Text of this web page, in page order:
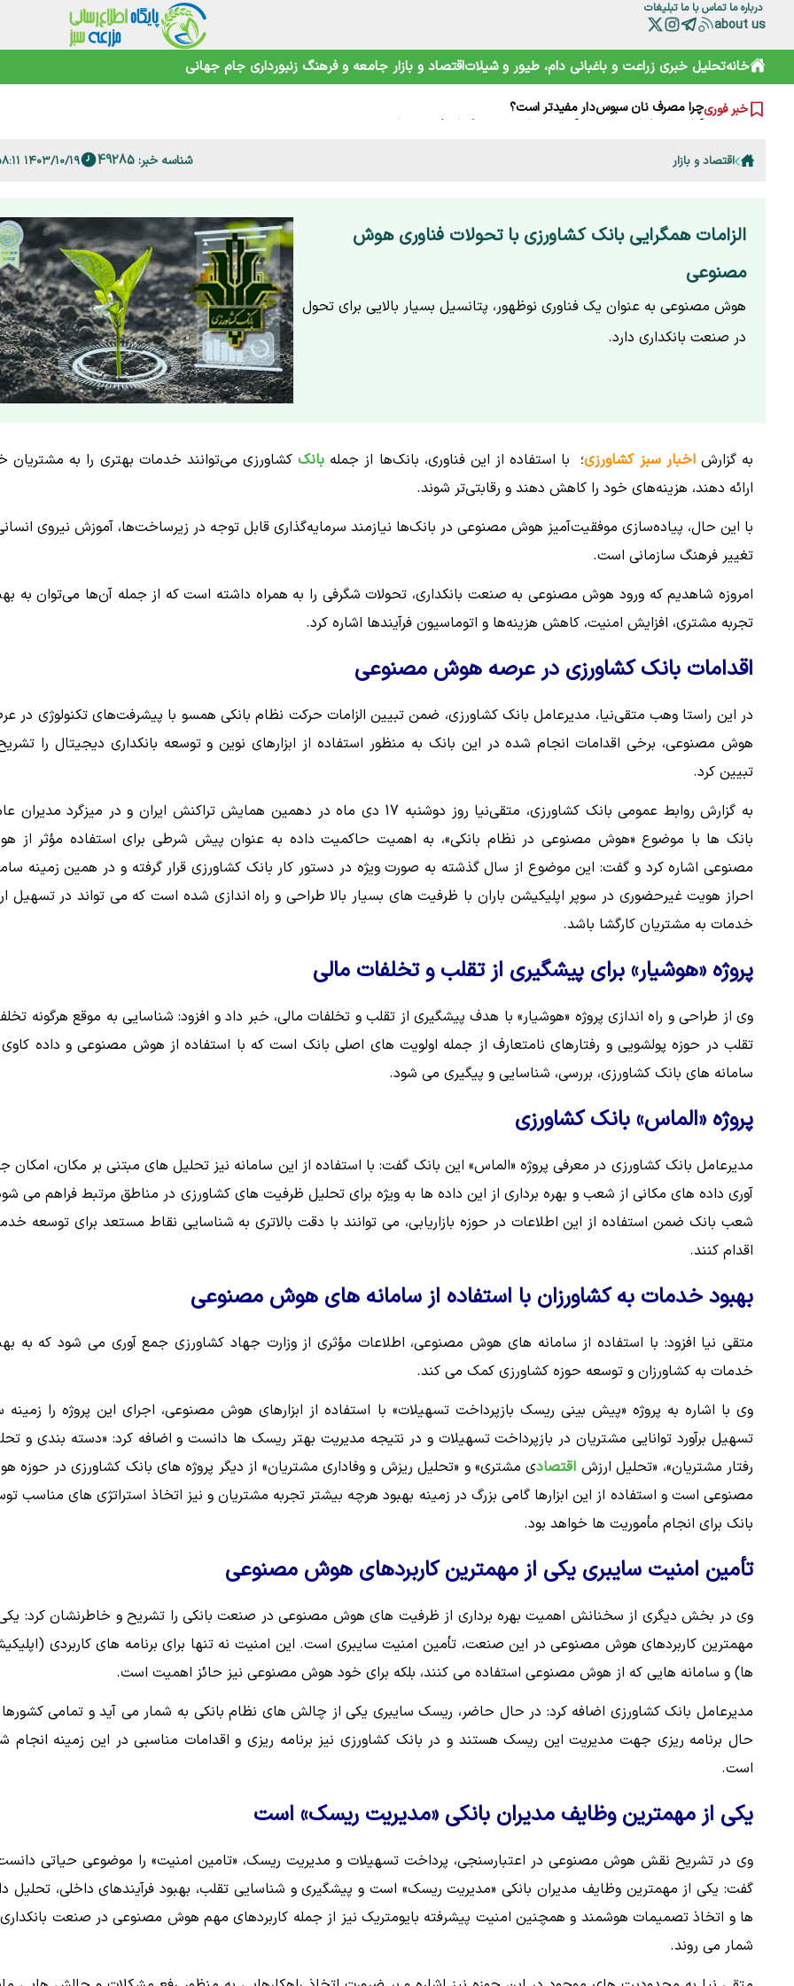
درباره ما تماس با ما تبلیغات
about us
خانهتحلیل خبری زراعت و باغبانی دام، طیور و شیلاتاقتصاد و بازار جامعه و فرهنگ زنبورداری جام جهانی
خبر فوری
بدهی ۱۰ همتی دولت به سرمایه‌گذاران؛ تجدیدپذیرها در بن‌بست
آقای وزیر! اگر به کشاورزان کمک نمی‌کنید، حداقل علیه آنان تصمیم نگیرید+ویدئو
گرانی‌های فعلی نتیجه جنگ است یا بی‌تدبیری؟ پاسخ صریح لاهوتی
سقوط آزاد گردشگری ایران؛ قربانی رانت دولتی و تحریماقتصاد و بازار شناسه خبر: 49285 ۱۴۰۳/۱۰/۱۹ ۱۱:۵۸:۱۱
الزامات همگرایی بانک کشاورزی با تحولات فناوری هوش
مصنوعی
هوش مصنوعی به عنوان یک فناوری نوظهور، پتانسیل بسیار بالایی برای تحول
در صنعت بانکداری دارد.
به گزارش اخبار سبز کشاورزی؛ با استفاده از این فناوری، بانک‌ها از جمله بانککشاورزی می‌توانند خدمات بهتری را به مشتریان
ارائه دهند، هزینه‌های خود را کاهش دهند و رقابتی‌تر شوند.
با این حال، پیاده‌سازی موفقیت‌آمیز هوش مصنوعی در بانک‌ها نیازمند سرمایه‌گذاری قابل توجه در زیرساخت‌ها، آموزش نیروی
تغییر فرهنگ سازمانی است.
امروزه شاهدیم که ورود هوش مصنوعی به صنعت بانکداری، تحولات شگرفی را به همراه داشته است که از جمله آن‌ها می‌توان به
تجربه مشتری، افزایش امنیت، کاهش هزینه‌ها و اتوماسیون فرآیندها اشاره کرد.
اقدامات بانک کشاورزی در عرصه هوش مصنوعی
در این راستا وهب متقی‌نیا، مدیرعامل بانک کشاورزی، ضمن تبیین الزامات حرکت نظام بانکی همسو با پیشرفت‌های تکنولوژی در
هوش مصنوعی، برخی اقدامات انجام شده در این بانک به منظور استفاده از ابزارهای نوین و توسعه بانکداری دیجیتال را
تبیین کرد.
به گزارش روابط عمومی بانک کشاورزی، متقی‌نیا روز دوشنبه 17 دی ماه در دهمین همایش تراکنش ایران و در میزگرد
بانک ها با موضوع «هوش مصنوعی در نظام بانکی»، به اهمیت حاکمیت داده به عنوان پیش شرطی برای استفاده مؤثر از
مصنوعی اشاره کرد و گفت: این موضوع از سال گذشته به صورت ویژه در دستور کار بانک کشاورزی قرار گرفته و در همین زمینه
احراز هویت غیرحضوری در سوپر اپلیکیشن باران با ظرفیت های بسیار بالا طراحی و راه اندازی شده است که می تواند در تسهیل
خدمات به مشتریان کارگشا باشد.
پروژه «هوشیار» برای پیشگیری از تقلب و تخلفات مالی
وی از طراحی و راه اندازی پروژه «هوشیار» با هدف پیشگیری از تقلب و تخلفات مالی، خبر داد و افزود: شناسایی به موقع هرگونه
تقلب در حوزه پولشویی و رفتارهای نامتعارف از جمله اولویت های اصلی بانک است که با استفاده از هوش مصنوعی و داده کاوی
سامانه های بانک کشاورزی، بررسی، شناسایی و پیگیری می شود.
پروژه «الماس» بانک کشاورزی
مدیرعامل بانک کشاورزی در معرفی پروژه «الماس» این بانک گفت: با استفاده از این سامانه نیز تحلیل های مبتنی بر مکان، امکان
آوری داده های مکانی از شعب و بهره برداری از این داده ها به ویژه برای تحلیل ظرفیت های کشاورزی در مناطق مرتبط فراهم می
شعب بانک ضمن استفاده از این اطلاعات در حوزه بازاریابی، می توانند با دقت بالاتری به شناسایی نقاط مستعد برای توسعه
اقدام کنند.
بهبود خدمات به کشاورزان با استفاده از سامانه های هوش مصنوعی
متقی نیا افزود: با استفاده از سامانه های هوش مصنوعی، اطلاعات مؤثری از وزارت جهاد کشاورزی جمع آوری می شود که به
خدمات به کشاورزان و توسعه حوزه کشاورزی کمک می کند.
وی با اشاره به پروژه «پیش بینی ریسک بازپرداخت تسهیلات» با استفاده از ابزارهای هوش مصنوعی، اجرای این پروژه را زمینه
تسهیل برآورد توانایی مشتریان در بازپرداخت تسهیلات و در نتیجه مدیریت بهتر ریسک ها دانست و اضافه کرد: «دسته بندی و
رفتار مشتریان»، «تحلیل ارزش اقتصادی مشتری» و «تحلیل ریزش و وفاداری مشتریان» از دیگر پروژه های بانک کشاورزی در حوزه
مصنوعی است و استفاده از این ابزارها گامی بزرگ در زمینه بهبود هرچه بیشتر تجربه مشتریان و نیز اتخاذ استراتژی های مناسب
بانک برای انجام مأموریت ها خواهد بود.
تأمین امنیت سایبری یکی از مهمترین کاربردهای هوش مصنوعی
وی در بخش دیگری از سخنانش اهمیت بهره برداری از ظرفیت های هوش مصنوعی در صنعت بانکی را تشریح و خاطرنشان کرد: یکی
مهمترین کاربردهای هوش مصنوعی در این صنعت، تأمین امنیت سایبری است. این امنیت نه تنها برای برنامه های کاربردی
ها) و سامانه هایی که از هوش مصنوعی استفاده می کنند، بلکه برای خود هوش مصنوعی نیز حائز اهمیت است.
مدیرعامل بانک کشاورزی اضافه کرد: در حال حاضر، ریسک سایبری یکی از چالش های نظام بانکی به شمار می آید و تمامی کشورها
حال برنامه ریزی جهت مدیریت این ریسک هستند و در بانک کشاورزی نیز برنامه ریزی و اقدامات مناسبی در این زمینه انجام
است.
یکی از مهمترین وظایف مدیران بانکی «مدیریت ریسک» است
وی در تشریح نقش هوش مصنوعی در اعتبارسنجی، پرداخت تسهیلات و مدیریت ریسک، «تامین امنیت» را موضوعی حیاتی
گفت: یکی از مهمترین وظایف مدیران بانکی «مدیریت ریسک» است و پیشگیری و شناسایی تقلب، بهبود فرآیندهای داخلی، تحلیل
ها و اتخاذ تصمیمات هوشمند و همچنین امنیت پیشرفته بایومتریک نیز از جمله کاربردهای مهم هوش مصنوعی در صنعت
شمار می روند.